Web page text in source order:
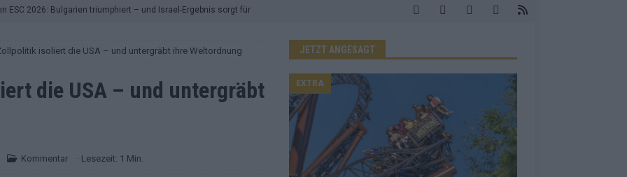
ESC 2026: Bulgarien triumphiert – und Israel-Ergebnis sorgt für
die Showacts im ESC-Finale 2026 in Wien EUROVISION
auf Platz 2: ESC-Finale-Startreihenfolge hat
Favorit, Australien überrascht – alle Acts und unsere Prognose
isoliert die USA – und untergräbt ihre Weltordnung
die USA – und untergräbt
Kommentar · Lesezeit: 1 Min.
JETZT ANGESAGT
EXTRA